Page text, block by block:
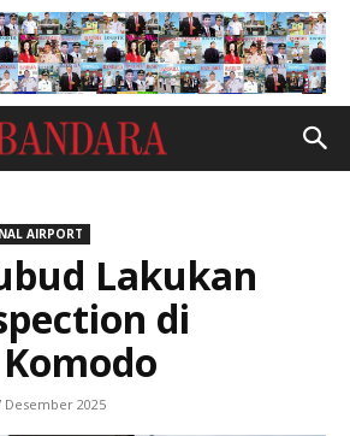
AIRPORT
Lakukan
di
Desember 2025